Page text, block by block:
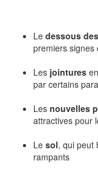
Le dessous
premiers signes
Les jointures
par certains
Les nouvelles
attractives pour
Le sol, qui peut
rampants